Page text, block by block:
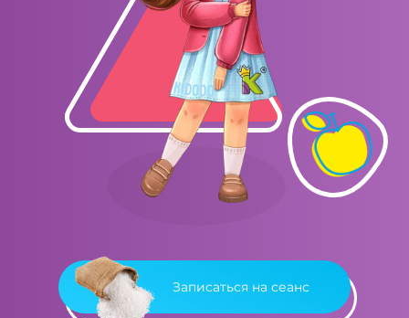
Записаться на сеанс